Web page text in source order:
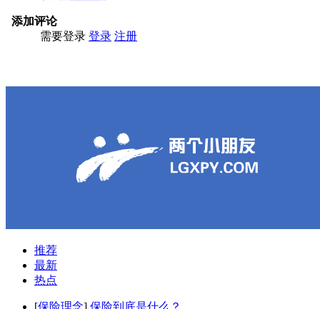
推荐
最新
热点
[保险理念] 保险到底是什么？